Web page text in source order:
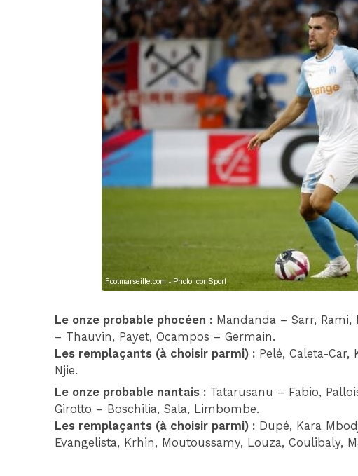
Le onze probable phocéen : Mandanda – Sarr,
– Thauvin, Payet, Ocampos – Germain.
Les remplaçants (à choisir parmi) : Pelé, Caleta-
Njie.
Le onze probable nantais : Tatarusanu – Fabio,
Girotto – Boschilia, Sala, Limbombe.
Les remplaçants (à choisir parmi) : Dupé, Kara
Evangelista, Krhin, Moutoussamy, Louza, Coulibaly,